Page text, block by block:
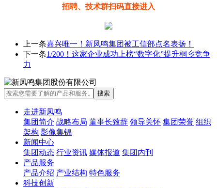
招聘、技术群扫码直接进入
上一条嘉兴唯一！新凤鸣集团被工信部点名表扬！
下一条1/200！这家企业成功上榜“数字化”提升桐乡竞争
力
走进新凤鸣
集团简介 战略布局 董事长致辞 领导关怀 集团荣誉 组织
架构 影像集锦
新闻中心
集团动态 行业资讯 媒体报道 集团内刊
产品服务
产品介绍 产业结构 特色服务
科技创新